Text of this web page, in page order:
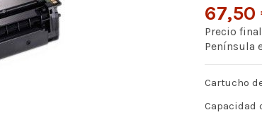
67,50
Precio
Península
Cartucho
Capacidad